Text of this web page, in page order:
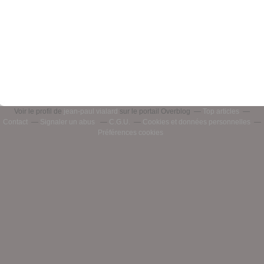
Voir le profil de jean-paul vialard sur le portail Overblog
Top articles
Contact
Signaler un abus C.G.U.
Cookies et données personnelles
Préférences cookies